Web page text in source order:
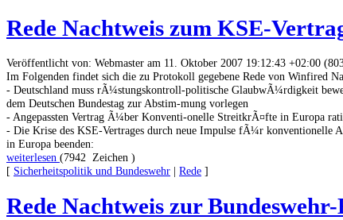
Rede Nachtweis zum KSE-
Veröffentlicht von: Webmaster am 11. Oktober 2007 19:12:43 +02:00
Im Folgenden findet sich die zu Protokoll gegebene Rede von Winfired
- Deutschland muss rÃ¼stungskontroll-politische GlaubwÃ¼rdigkeit
dem Deutschen Bundestag zur Abstim-mung vorlegen
- Angepassten Vertrag Ã¼ber Konventi-onelle StreitkrÃ¤fte in Europa
- Die Krise des KSE-Vertrages durch neue Impulse fÃ¼r konventionelle
in Europa beenden:
weiterlesen (7942 Zeichen )
[ Sicherheitspolitik und Bundeswehr | Rede ]
Rede Nachtweis zur